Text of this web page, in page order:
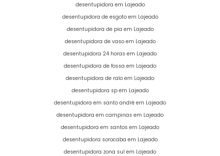
desentupidora em Lajeado
desentupidora de esgoto em Lajeado
desentupidora de pia em Lajeado
desentupidora de vaso em Lajeado
desentupidora 24 horas em Lajeado
desentupidora de fossa em Lajeado
desentupidora de ralo em Lajeado
desentupidora sp em Lajeado
desentupidora em santo andré em Lajeado
desentupidora em campinas em Lajeado
desentupidora em santos em Lajeado
desentupidora sorocaba em Lajeado
desentupidora zona sul em Lajeado